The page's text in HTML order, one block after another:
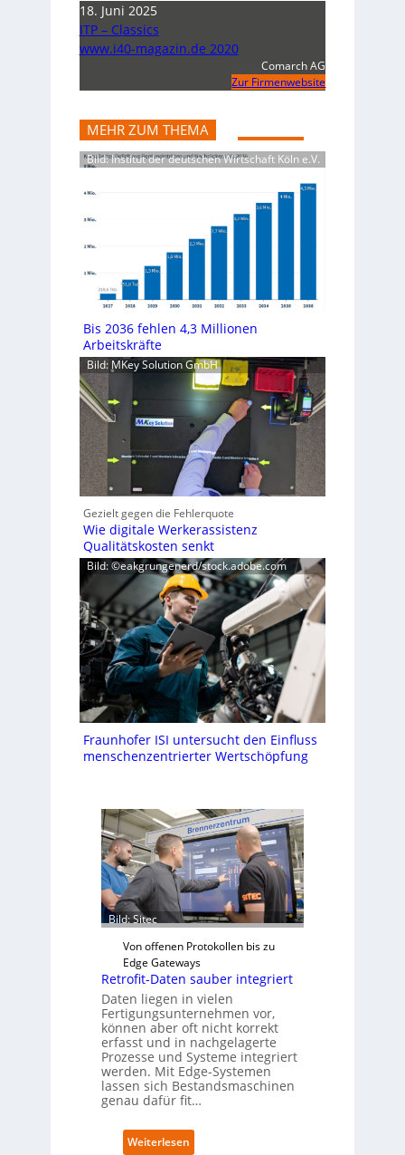
18. Juni 2025
ITP – Classics
www.i40-magazin.de 2020
Comarch AG
Zur Firmenwebsite
MEHR ZUM THEMA
Bild: Institut der deutschen Wirtschaft Köln e.V.
Bis 2036 fehlen 4,3 Millionen
Arbeitskräfte
Bild: MKey Solution GmbH
Gezielt gegen die Fehlerquote
Wie digitale Werkerassistenz
Qualitätskosten senkt
Bild: ©eakgrungenerd/stock.adobe.com
Fraunhofer ISI untersucht den Einfluss
menschenzentrierter Wertschöpfung
Bild: Sitec
Von offenen Protokollen bis zu
Edge Gateways
Retrofit-Daten sauber integriert
Daten liegen in vielen
Fertigungsunternehmen vor,
können aber oft nicht korrekt
erfasst und in nachgelagerte
Prozesse und Systeme integriert
werden. Mit Edge-Systemen
lassen sich Bestandsmaschinen
genau dafür fit…
Weiterlesen: